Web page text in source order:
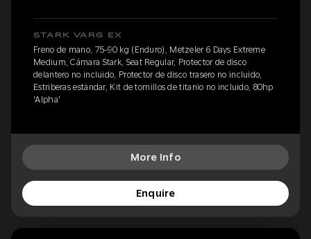
STARK VARG EX
Freno de mano, 75-90 kg (Enduro), Metzeler 6 Days Extreme
Medium, Cámara Stark, Seat Regular, Protector de disco
delantero no incluido, Protector de disco trasero no incluido,
Estriberas estándar, Kit de tornillos de titanio no incluido, 80hp
'Alpha'
More Info
Enquire